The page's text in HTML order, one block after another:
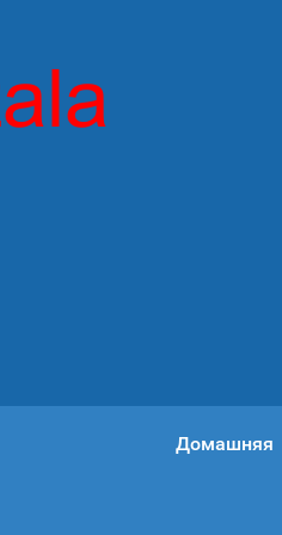
Домашняя